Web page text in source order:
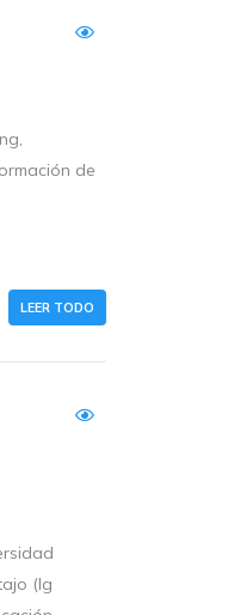
de
LEER TODO
(lg